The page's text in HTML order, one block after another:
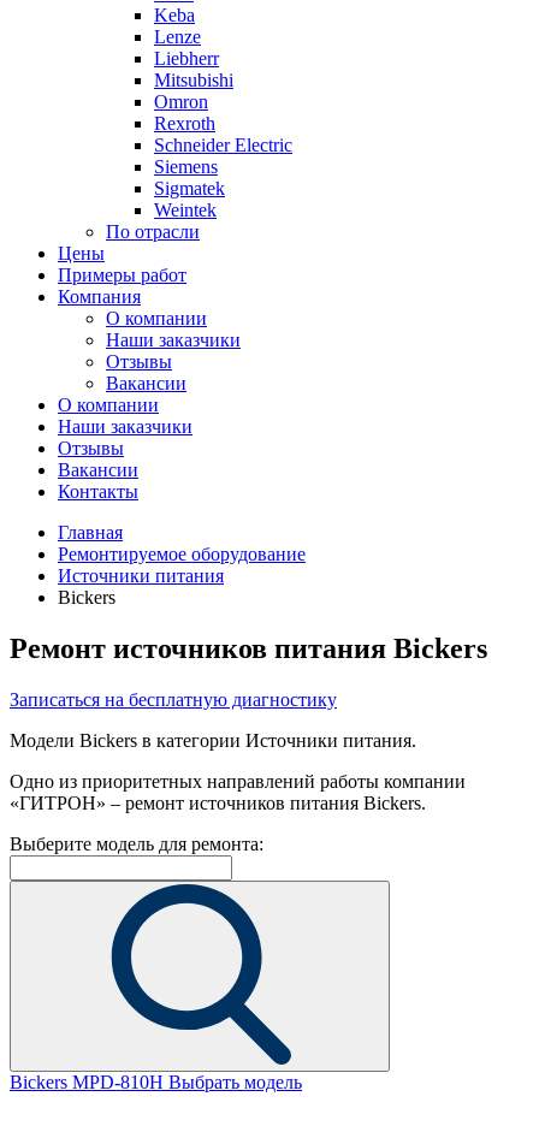
Keba
Lenze
Liebherr
Mitsubishi
Omron
Rexroth
Schneider Electric
Siemens
Sigmatek
Weintek
По отрасли
Цены
Примеры работ
Компания
О компании
Наши заказчики
Отзывы
Вакансии
О компании
Наши заказчики
Отзывы
Вакансии
Контакты
Главная
Ремонтируемое оборудование
Источники питания
Bickers
Ремонт источников питания Bickers
Записаться на бесплатную диагностику
Модели Bickers в категории Источники питания.
Одно из приоритетных направлений работы компании
«ГИТРОН» – ремонт источников питания Bickers.
Выберите модель для ремонта:
Bickers MPD-810H Выбрать модель